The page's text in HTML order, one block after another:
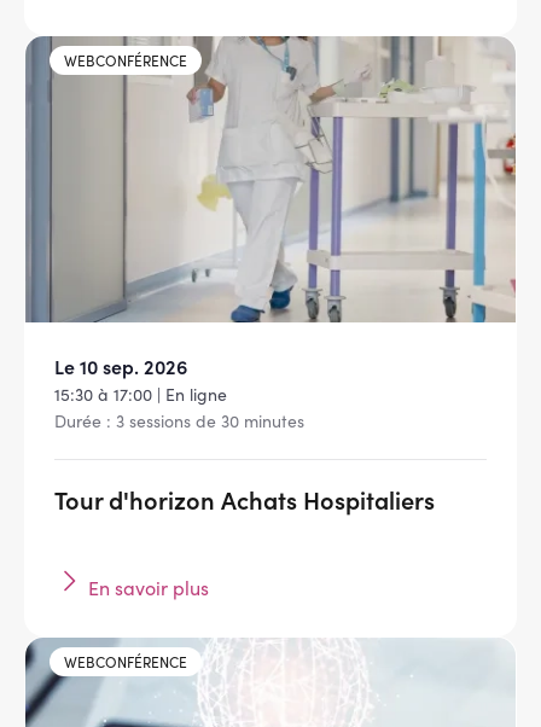
WEBCONFÉRENCE
Le 10 sep. 2026
15:30 à 17:00 | En ligne
Durée : 3 sessions de 30 minutes
Tour d'horizon Achats Hospitaliers
En savoir plus
WEBCONFÉRENCE